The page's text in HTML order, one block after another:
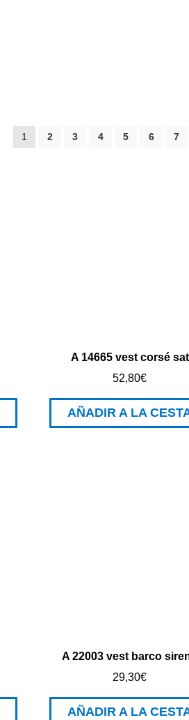
1 2 3 4 5 6 7
A 14665 vest corsé sat
52,80€
AÑADIR A LA
A 22003 vest barco
29,30€
AÑADIR A LA